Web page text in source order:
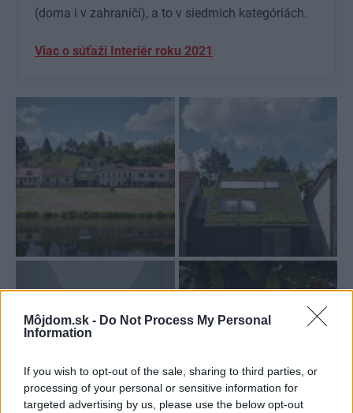
Môjdom.sk - Do Not Process My Personal
Information
If you wish to opt-out of the sale, sharing to third parties, or
processing of your personal or sensitive information for
targeted advertising by us, please use the below opt-out
(doma i v zahraničí), a to v siedmich kategóriách.
Viac o súťaži Interiér roku 2021